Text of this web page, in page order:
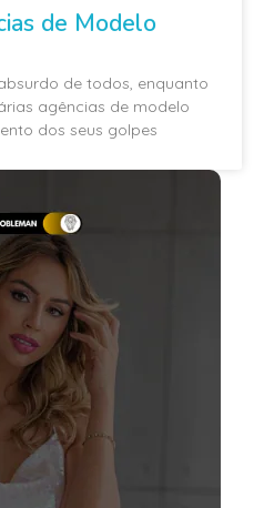
de Modelo
de todos, enquanto
agências de modelo
dos seus golpes